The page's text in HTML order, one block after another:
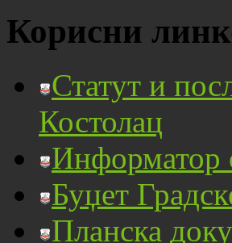
Корисни
Статут и
Костолац
Информатор
Буџет
Планска